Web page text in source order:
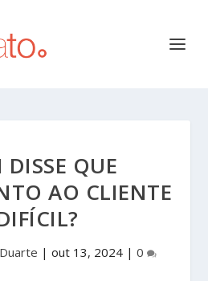
DISSE QUE
AO CLIENTE
| out 13, 2024 | 0